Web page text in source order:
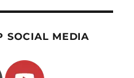
SOCIAL MEDIA